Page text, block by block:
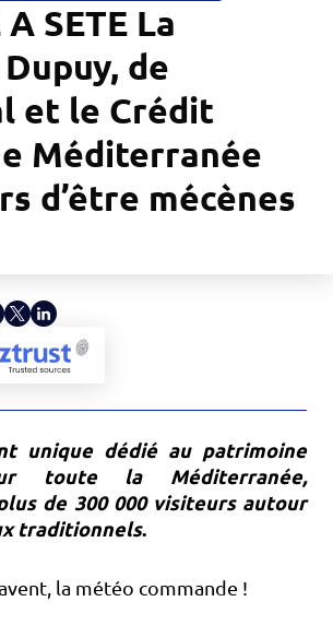
SETE La
de
et le Crédit
Méditerranée
d’être mécènes
unique dédié au patrimoine
toute la Méditerranée,
de 300 000 visiteurs autour
traditionnels.
la météo commande !